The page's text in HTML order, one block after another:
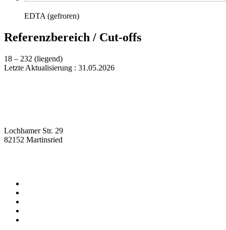
EDTA (gefroren)
Referenzbereich / Cut-offs
18 – 232 (liegend)
Letzte Aktualisierung : 31.05.2026
Lochhamer Str. 29
82152 Martinsried